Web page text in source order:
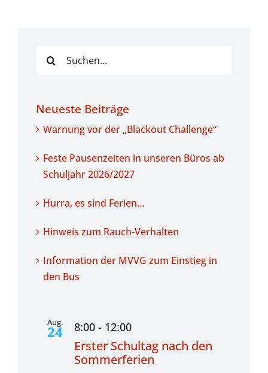
nach:
Neueste Beiträge
Warnung vor der „Blackout Challenge“
Feste Pausenzeiten in unseren Büros ab
Schuljahr 2026/2027
Hurra, es sind Ferien…
Hinweis zum Rauch-Verhalten
Information der MVVG zum Einstieg in
den Bus
Aug.
24 8:00 - 12:00
Erster Schultag nach den
Sommerferien